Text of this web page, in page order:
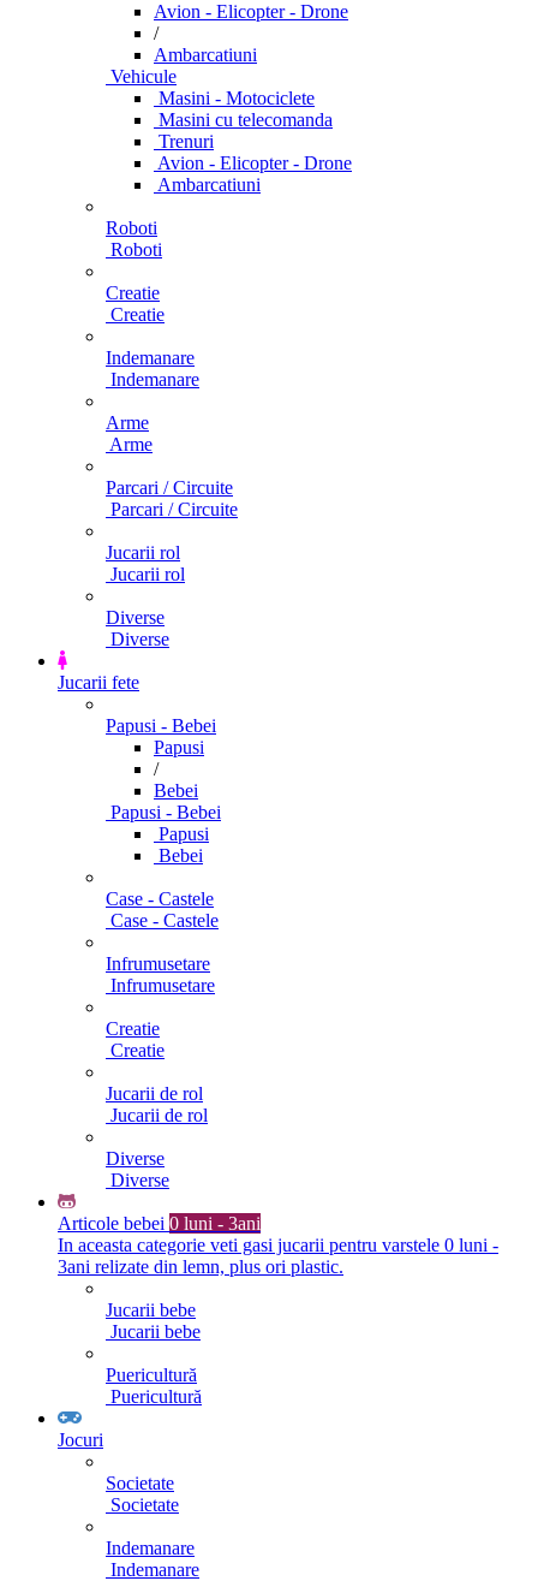
Avion - Elicopter - Drone
/
Ambarcatiuni
Vehicule
Masini - Motociclete
Masini cu telecomanda
Trenuri
Avion - Elicopter - Drone
Ambarcatiuni
Roboti
Roboti
Creatie
Creatie
Indemanare
Indemanare
Arme
Arme
Parcari / Circuite
Parcari / Circuite
Jucarii rol
Jucarii rol
Diverse
Diverse
Jucarii fete
Papusi - Bebei
Papusi
/
Bebei
Papusi - Bebei
Papusi
Bebei
Case - Castele
Case - Castele
Infrumusetare
Infrumusetare
Creatie
Creatie
Jucarii de rol
Jucarii de rol
Diverse
Diverse
Articole bebei 0 luni - 3ani
In aceasta categorie veti gasi jucarii pentru varstele 0 luni -
3ani relizate din lemn, plus ori plastic.
Jucarii bebe
Jucarii bebe
Puericultură
Puericultură
Jocuri
Societate
Societate
Indemanare
Indemanare